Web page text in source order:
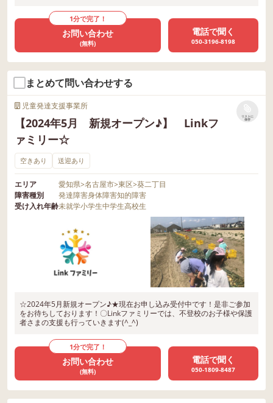
1分で完了！
お問い合わせ
(無料)
電話で聞く
050-3196-8198
まとめて問い合わせする
児童発達支援事業所
【2024年5月 新規オープン♪】 Linkフ
ァミリー☆
リストに
保存
空きあり 送迎あり
エリア 愛知県>名古屋市>東区>葵二丁目
障害種別
発達障害身体障害知的障害
受け入れ年齢未就学小学生中学生高校生
☆2024年5月新規オープン♪★現在お申し込み受付中です！是非ご参加
をお待ちしております！〇Linkファミリーでは、不登校のお子様や保護
者さまの支援も行っていきます(^_^)
1分で完了！
お問い合わせ
(無料)
電話で聞く
050-1809-8487